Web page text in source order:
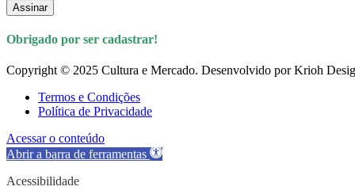
Assinar
Obrigado por ser cadastrar!
Copyright © 2025 Cultura e Mercado. Desenvolvido por Krioh
Termos e Condições
Política de Privacidade
Acessar o conteúdo
Abrir a barra de ferramentas
Acessibilidade